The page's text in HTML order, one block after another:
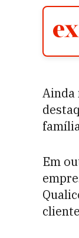
Ainda
Em